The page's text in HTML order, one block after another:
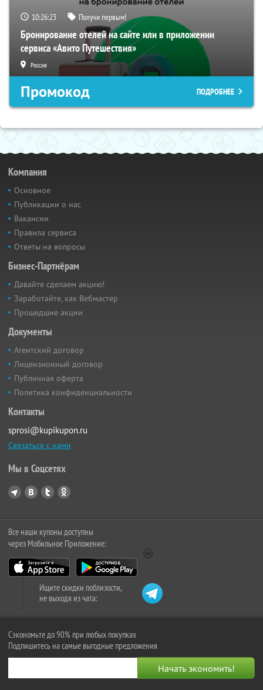
10:26:22 Получи первым!
Бронирование отелей на сайте или в приложении
сервиса «Авито Путешествия»
Россия
Промокод ПОДРОБНЕЕ
Компания
Основное
Публикации о нас
Вакансии
Правила сервиса
Ответы на вопросы
Бизнес-Партнёрам
Давайте сделаем акцию!
Заработайте, как Вебмастер
Прошедшие акции
Документы
Агентский договор
Лицензионный договор
Публичная оферта
Политика конфиденциальности
Контакты
sprosi@kupikupon.ru
Связаться с нами
Мы в Соцсетях
Все наши купоны доступны
через Мобильное Приложение:
Ищите скидки поблизости,
не выходя из чата:
Сэкономьте до 90% при любых покупках
Подпишитесь на самые выгодные предложения